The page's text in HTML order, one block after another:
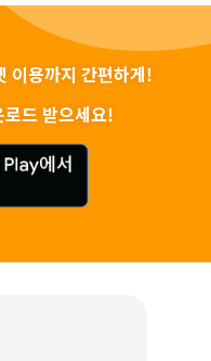
이용까지 간편하게!
드 받으세요!